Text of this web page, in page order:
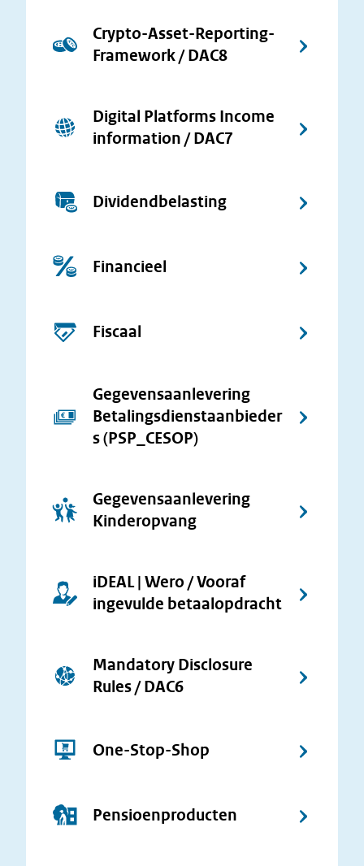
Crypto-Asset-Reporting-
Framework / DAC8
Digital Platforms Income
information / DAC7
Dividendbelasting
Financieel
Fiscaal
Gegevensaanlevering
Betalingsdienstaanbieder
s (PSP_CESOP)
Gegevensaanlevering
Kinderopvang
iDEAL | Wero / Vooraf
ingevulde betaalopdracht
Mandatory Disclosure
Rules / DAC6
One-Stop-Shop
Pensioenproducten